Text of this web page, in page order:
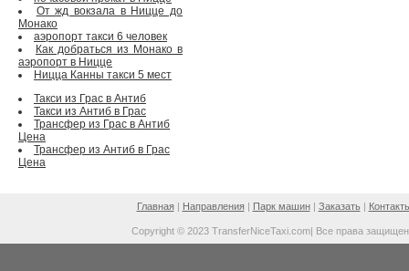
От жд вокзала в Ницце до
Монако
аэропорт такси 6 человек
Как добраться из Монако в
аэропорт в Ницце
Ницца Канны такси 5 мест
Такси из Грас в Антиб
Такси из Антиб в Грас
Трансфер из Грас в Антиб
Цена
Трансфер из Антиб в Грас
Цена
Главная| Направления| Парк машин| Заказать|
Copyright © 2023 TransferNiceTaxi.com| Все права